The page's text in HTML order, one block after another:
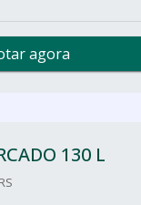
agora
130 L